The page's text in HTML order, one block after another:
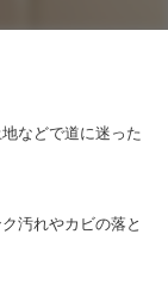
などで道に迷った
汚れやカビの落と